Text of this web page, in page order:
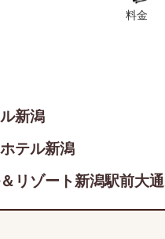
料金
新潟
テル新潟
リゾート新潟駅前大通